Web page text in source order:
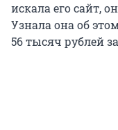
искала его сайт,
Узнала она об
56 тысяч рублей